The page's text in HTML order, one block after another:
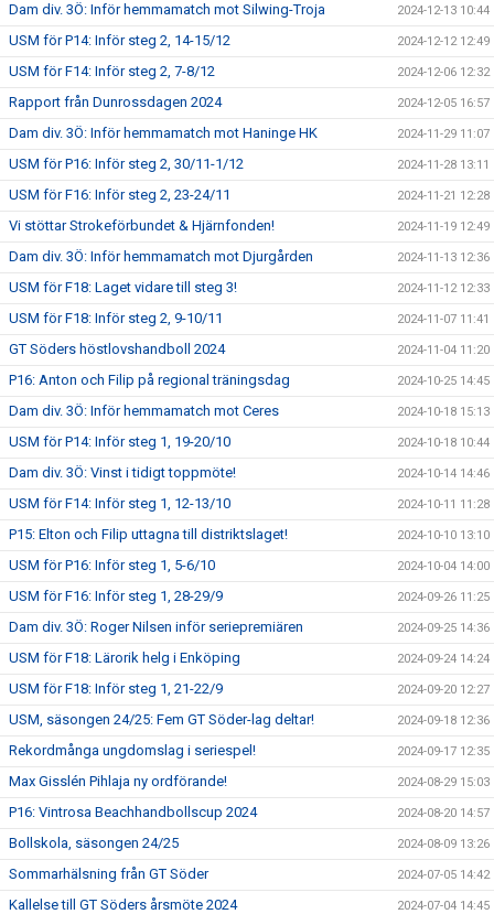
Dam div. 3Ö: Inför hemmamatch mot Silwing-Troja 2024-12-13 10:44
USM för P14: Inför steg 2, 14-15/12 2024-12-12 12:49
USM för F14: Inför steg 2, 7-8/12 2024-12-06 12:32
Rapport från Dunrossdagen 2024 2024-12-05 16:57
Dam div. 3Ö: Inför hemmamatch mot Haninge HK 2024-11-29 11:07
USM för P16: Inför steg 2, 30/11-1/12 2024-11-28 13:11
USM för F16: Inför steg 2, 23-24/11 2024-11-21 12:28
Vi stöttar Strokeförbundet & Hjärnfonden! 2024-11-19 12:49
Dam div. 3Ö: Inför hemmamatch mot Djurgården 2024-11-13 12:36
USM för F18: Laget vidare till steg 3! 2024-11-12 12:33
USM för F18: Inför steg 2, 9-10/11 2024-11-07 11:41
GT Söders höstlovshandboll 2024 2024-11-04 11:20
P16: Anton och Filip på regional träningsdag 2024-10-25 14:45
Dam div. 3Ö: Inför hemmamatch mot Ceres 2024-10-18 15:13
USM för P14: Inför steg 1, 19-20/10 2024-10-18 10:44
Dam div. 3Ö: Vinst i tidigt toppmöte! 2024-10-14 14:46
USM för F14: Inför steg 1, 12-13/10 2024-10-11 11:28
P15: Elton och Filip uttagna till distriktslaget! 2024-10-10 13:10
USM för P16: Inför steg 1, 5-6/10 2024-10-04 14:00
USM för F16: Inför steg 1, 28-29/9 2024-09-26 11:25
Dam div. 3Ö: Roger Nilsen inför seriepremiären 2024-09-25 14:36
USM för F18: Lärorik helg i Enköping 2024-09-24 14:24
USM för F18: Inför steg 1, 21-22/9 2024-09-20 12:27
USM, säsongen 24/25: Fem GT Söder-lag deltar! 2024-09-18 12:36
Rekordmånga ungdomslag i seriespel! 2024-09-17 12:35
Max Gisslén Pihlaja ny ordförande! 2024-08-29 15:03
P16: Vintrosa Beachhandbollscup 2024 2024-08-20 14:57
Bollskola, säsongen 24/25 2024-08-09 13:26
Sommarhälsning från GT Söder 2024-07-05 14:42
Kallelse till GT Söders årsmöte 2024 2024-07-04 14:45